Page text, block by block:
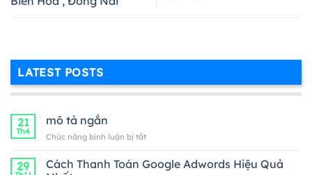
LATEST POSTS
21
Th4
mô tả ngắn
Chức năng bình luận bị tắtở
tả
ngắn
29
Cách Thanh Toán Google Adwords Hiệu Quả